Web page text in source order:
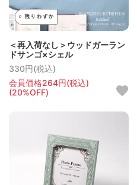
＜再入荷なし＞ウッドガーラン
ドサンゴ×シェル
330円(税込)
会員価格264円(税込)
(20%OFF)